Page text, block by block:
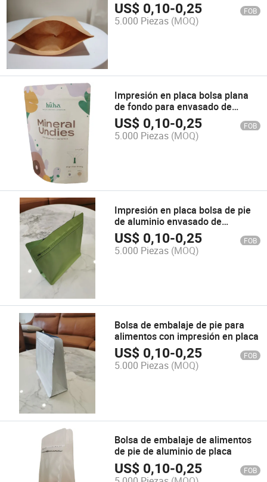
US$ 0,10-0,25 FOB
5.000 Piezas (MOQ)
Impresión en placa bolsa plana
de fondo para envasado de
alimentos
US$ 0,10-0,25 FOB
5.000 Piezas (MOQ)
Impresión en placa bolsa de pie
de aluminio envasado de
alimentos
US$ 0,10-0,25 FOB
5.000 Piezas (MOQ)
Bolsa de embalaje de pie para
alimentos con impresión en placa
US$ 0,10-0,25 FOB
5.000 Piezas (MOQ)
Bolsa de embalaje de alimentos
de pie de aluminio de placa
US$ 0,10-0,25 FOB